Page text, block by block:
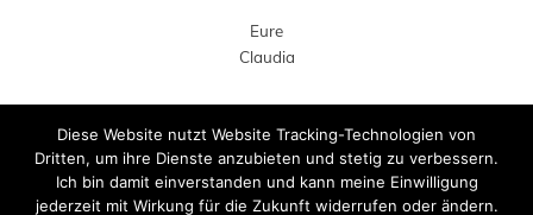
Eure
Claudia
Diese Website nutzt Website Tracking-Technologien von
Dritten, um ihre Dienste anzubieten und stetig zu verbessern.
Ich bin damit einverstanden und kann meine Einwilligung
jederzeit mit Wirkung für die Zukunft widerrufen oder ändern.